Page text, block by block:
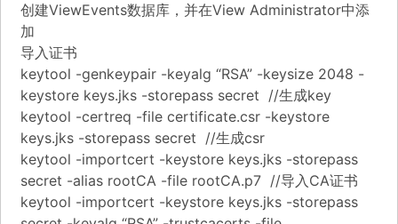
创建ViewEvents数据库，并在View Administrator中添
加
导入证书
keytool -genkeypair -keyalg “RSA” -keysize 2048 -
keystore keys.jks -storepass secret //生成key
keytool -certreq -file certificate.csr -keystore
keys.jks -storepass secret //生成csr
keytool -importcert -keystore keys.jks -storepass
secret -alias rootCA -file rootCA.p7 //导入CA证书
keytool -importcert -keystore keys.jks -storepass